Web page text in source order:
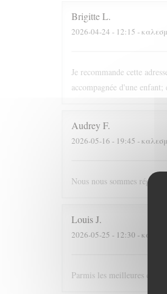
BrigitteL
2026-04-24 - 12:15 -
Je recommande cette
accompagnée d'une
AudreyF
2026-05-16 - 19:45 -
Nous nous sommes
LouisJ
2026-05-25 - 12:30 -
Parmis les meilleures